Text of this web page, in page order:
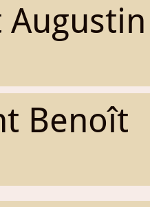
Augustin
Benoît